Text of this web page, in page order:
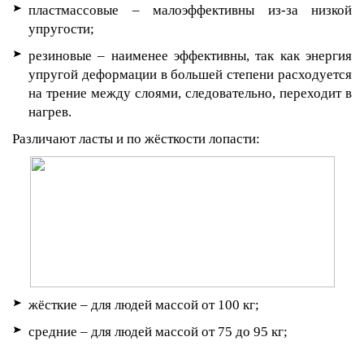
пластмассовые – малоэффективны из-за низкой
упругости;
резиновые – наименее эффективны, так как энергия
упругой деформации в большей степени расходуется
на трение между слоями, следовательно, переходит в
нагрев.
Различают ласты и по жёсткости лопасти:
жёсткие – для людей массой от 100 кг;
средние – для людей массой от 75 до 95 кг;